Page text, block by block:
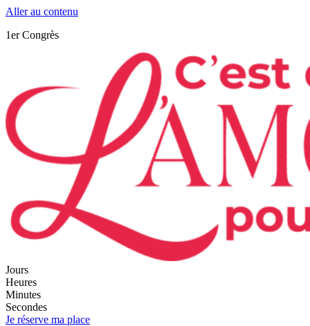
Aller au contenu
1er Congrès
Jours
Heures
Minutes
Secondes
Je réserve ma place